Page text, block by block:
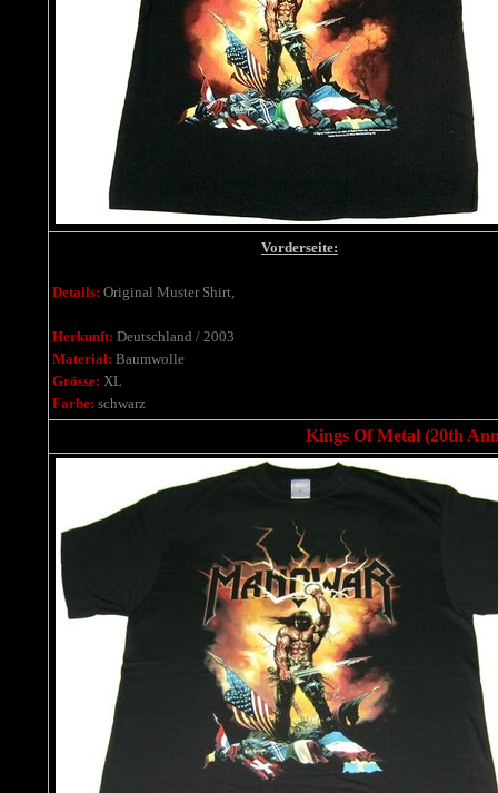
Vorderseite:
Details: Original Muster Shirt,
Herkunft: Deutschland / 2003
Material: Baumwolle
Grösse: XL
Farbe: schwarz
Kings Of Metal (20th